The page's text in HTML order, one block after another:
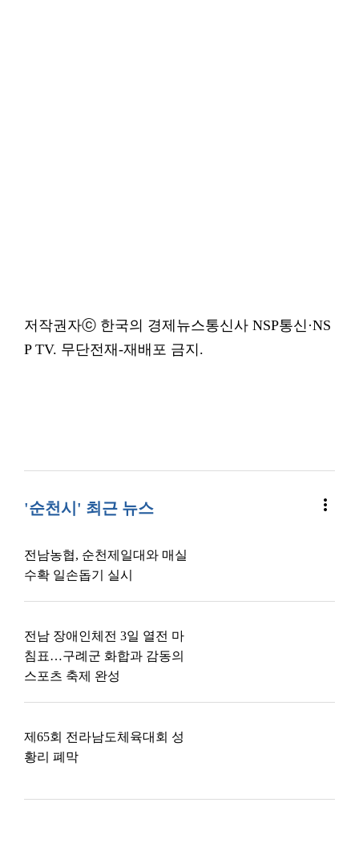
저작권자ⓒ 한국의 경제뉴스통신사 NSP통신·NS
P TV. 무단전재-재배포 금지.
'순천시' 최근 뉴스 more_vert
전남농협, 순천제일대와 매실
수확 일손돕기 실시
전남 장애인체전 3일 열전 마
침표…구례군 화합과 감동의
스포츠 축제 완성
제65회 전라남도체육대회 성
황리 폐막